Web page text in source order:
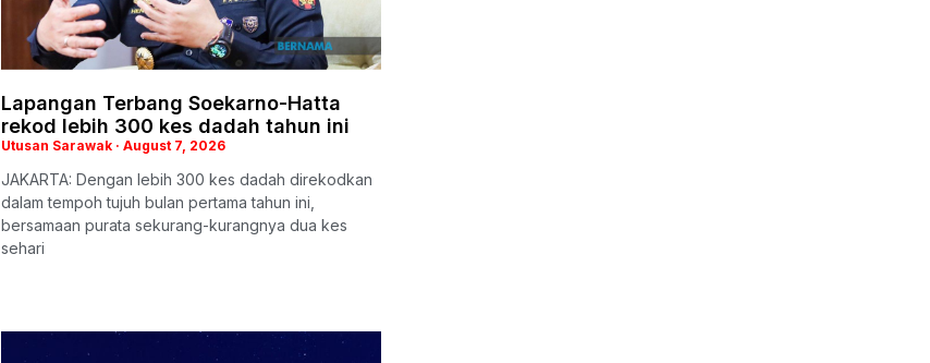
Lapangan Terbang Soekarno-Hatta
rekod lebih 300 kes dadah tahun ini
Utusan Sarawak August 7, 2026
JAKARTA: Dengan lebih 300 kes dadah direkodkan
dalam tempoh tujuh bulan pertama tahun ini,
bersamaan purata sekurang-kurangnya dua kes
sehari